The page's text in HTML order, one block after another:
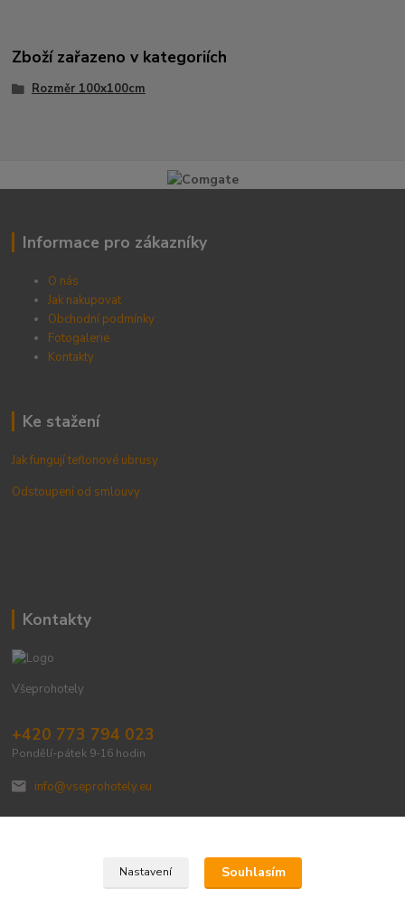
Zboží zařazeno v kategoriích
Rozměr 100x100cm
Informace pro zákazníky
O nás
Jak nakupovat
Obchodní podmínky
Fotogalerie
Kontakty
Ke stažení
Jak fungují teflonové ubrusy
Odstoupení od smlouvy
Kontakty
Všeprohotely
+420 773 794 023
Pondělí-pátek 9-16 hodin
info@vseprohotely.eu
Upravit sběr cookies.
Nastavení Souhlasím